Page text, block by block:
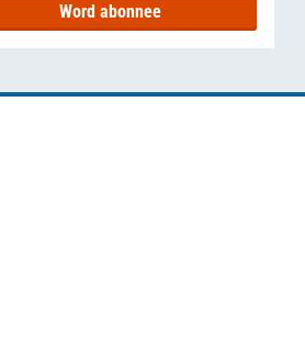
Word abonnee